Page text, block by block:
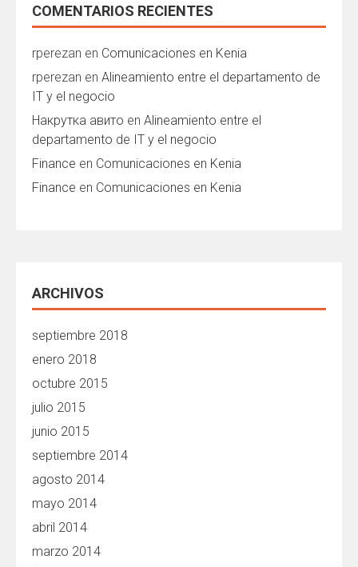
COMENTARIOS RECIENTES
rperezan en Comunicaciones en Kenia
rperezan en Alineamiento entre el departamento de
IT y el negocio
Накрутка авито en Alineamiento entre el
departamento de IT y el negocio
Finance en Comunicaciones en Kenia
Finance en Comunicaciones en Kenia
ARCHIVOS
septiembre 2018
enero 2018
octubre 2015
julio 2015
junio 2015
septiembre 2014
agosto 2014
mayo 2014
abril 2014
marzo 2014